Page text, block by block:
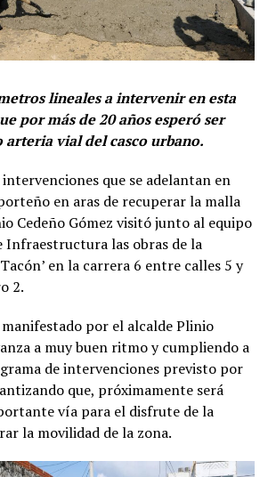
lineales a intervenir en esta
por más de 20 años esperó ser
arteria vial del casco urbano.
que se adelantan en
en aras de recuperar la malla
Cedeño Gómez visitó junto al equipo
Infraestructura las obras de la
en la carrera 6 entre calles 5 y
2.
por el alcalde Plinio
a muy buen ritmo y cumpliendo a
de intervenciones previsto por
que, próximamente será
vía para el disfrute de la
la movilidad de la zona.